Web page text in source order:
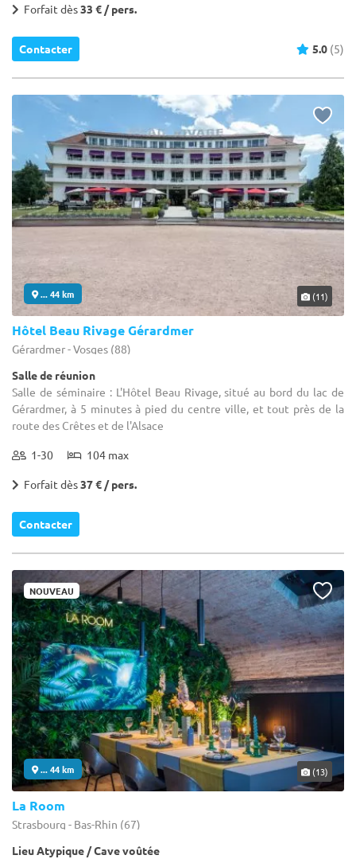
Forfait dès33 € / pers.
Contacter 5.0 (5)
... 44 km (11)
Hôtel Beau Rivage Gérardmer
Gérardmer - Vosges (88)
Salle de réunion
Salle de séminaire : L'Hôtel Beau Rivage, situé au bord du lac de
Gérardmer, à 5 minutes à pied du centre ville, et tout près de la
route des Crêtes et de l'Alsace
1-30 104 max
Forfait dès37 € / pers.
Contacter
NOUVEAU
... 44 km (13)
La Room
Strasbourg - Bas-Rhin (67)
Lieu Atypique / Cave voûtée